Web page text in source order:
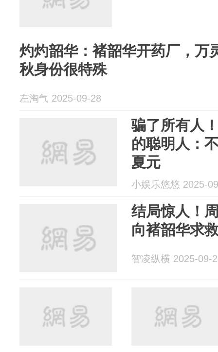
灼灼韶华：褚韶华开药厂，万
秋身份很特殊
左淘气 2025-09-28
骗了所有人
的聪明人：
夏元
小娱乐悠悠 2025-
结局惊人！
向褚韶华求
智凌纵横 2025-09-